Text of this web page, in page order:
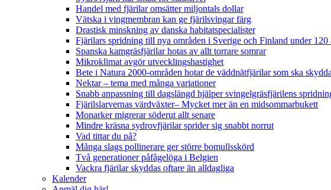
Handel med fjärilar omsätter miljontals dollar
Vätska i vingmembran kan ge fjärilsvingar färg
Drastisk minskning av danska habitatspecialister
Fjärilars spridning till nya områden i Sverige och Finland under 120
Spanska kamgräsfjärilar hotas av allt torrare somrar
Mikroklimat avgör utvecklingshastighet
Bete i Natura 2000-områden hotar de väddnätfjärilar som ska
Nektar – tema med många variationer
Snabb anpassning till dagslängd hjälper svingelgräsfjärilens
Fjärilslarvernas värdväxter– Mycket mer än en midsommarbukett
Monarker migrerar söderut allt senare
Mindre kräsna sydrovfjärilar sprider sig snabbt norrut
Vad tittar du på?
Många slags pollinerare ger större bomullsskörd
Två generationer påfågelöga i Belgien
Vackra fjärilar skyddas oftare än alldagliga
Kalender